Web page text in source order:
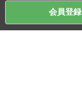
会員登録